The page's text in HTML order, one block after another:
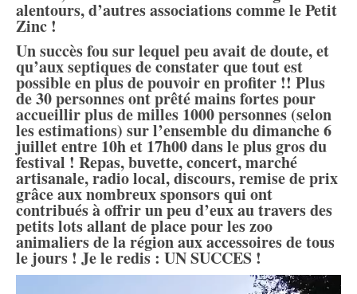
alentours, d’autres associations comme le Petit
Zinc !
Un succès fou sur lequel peu avait de doute, et
qu’aux septiques de constater que tout est
possible en plus de pouvoir en profiter !! Plus
de 30 personnes ont prêté mains fortes pour
accueillir plus de milles 1000 personnes (selon
les estimations) sur l’ensemble du dimanche 6
juillet entre 10h et 17h00 dans le plus gros du
festival ! Repas, buvette, concert, marché
artisanale, radio local, discours, remise de prix
grâce aux nombreux sponsors qui ont
contribués à offrir un peu d’eux au travers des
petits lots allant de place pour les zoo
animaliers de la région aux accessoires de tous
le jours ! Je le redis : UN SUCCES !
Lecteur